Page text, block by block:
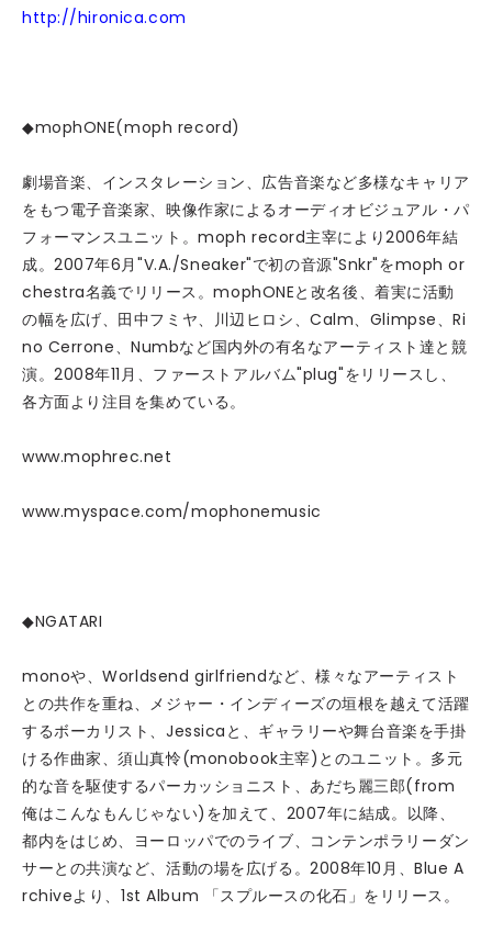
http://hironica.com
◆mophONE(moph record)
劇場音楽、インスタレーション、広告音楽など多様なキャリア
をもつ電子音楽家、映像作家によるオーディオビジュアル・パ
フォーマンスユニット。moph record主宰により2006年結
成。2007年6月"V.A./Sneaker"で初の音源"Snkr"をmoph or
chestra名義でリリース。mophONEと改名後、着実に活動
の幅を広げ、田中フミヤ、川辺ヒロシ、Calm、Glimpse、Ri
no Cerrone、Numbなど国内外の有名なアーティスト達と競
演。2008年11月、ファーストアルバム"plug"をリリースし、
各方面より注目を集めている。
www.mophrec.net
www.myspace.com/mophonemusic
◆NGATARI
monoや、Worldsend girlfriendなど、様々なアーティスト
との共作を重ね、メジャー・インディーズの垣根を越えて活躍
するボーカリスト、Jessicaと、ギャラリーや舞台音楽を手掛
ける作曲家、須山真怜(monobook主宰)とのユニット。多元
的な音を駆使するパーカッショニスト、あだち麗三郎(from
俺はこんなもんじゃない)を加えて、2007年に結成。以降、
都内をはじめ、ヨーロッパでのライブ、コンテンポラリーダン
サーとの共演など、活動の場を広げる。2008年10月、Blue A
rchiveより、1st Album 「スプルースの化石」をリリース。